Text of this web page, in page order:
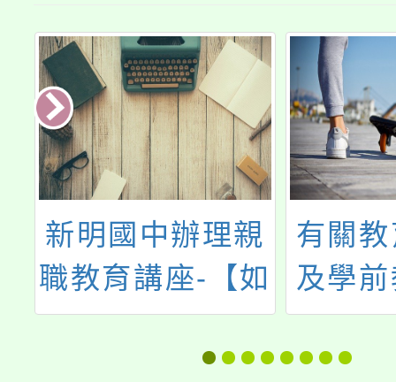
新明國中辦理親
職教育講座-【如
何與網路世代的
孩子談性說愛-當
有關
及學
請國
大學